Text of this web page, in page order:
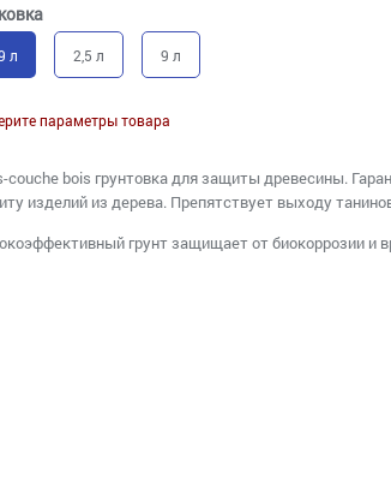
л 2,5 л 9 л
параметры товара
couche bois грунтовка для защиты древесины.
изделий из дерева. Препятствует выходу
грунт защищает от биокоррозии и